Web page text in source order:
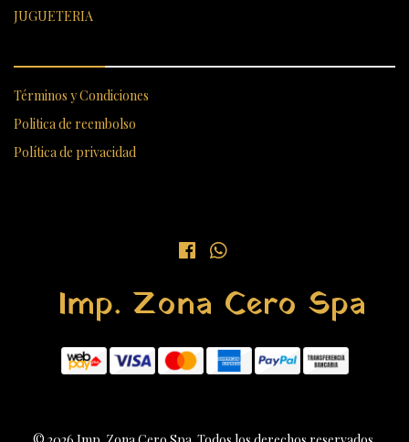
JUGUETERIA
Términos y Condiciones
Politica de reembolso
Política de privacidad
Imp. Zona Cero Spa